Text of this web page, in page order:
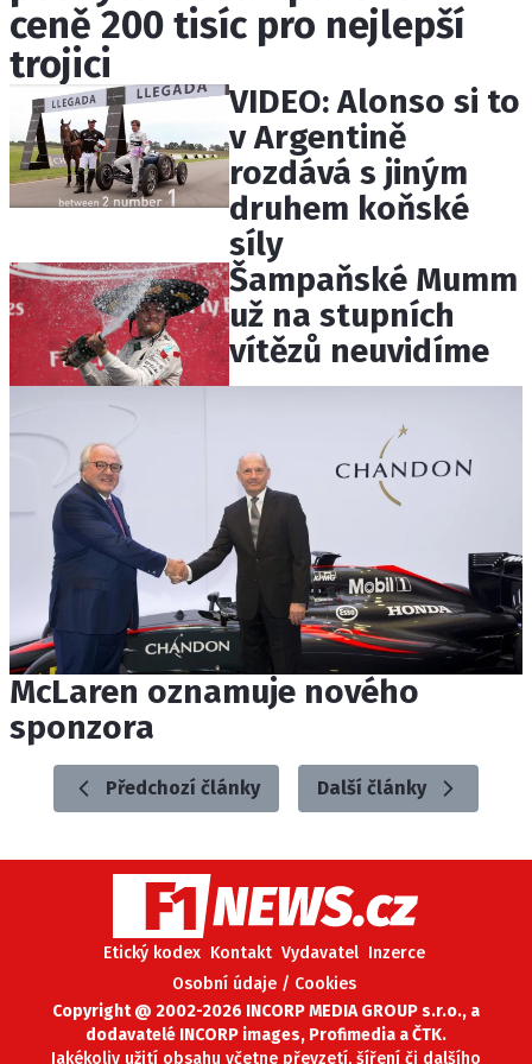
ETICKÝ KODEX
KONTAKT
VYDAVATEL
INZERCE
OSOBNÍ ÚDAJE / COOKIES
Provozovatelem serveru F1NEWS.cz je
INCORP MEDIA GROUP s.r.o., IČ: 118 23 054
ceně 200 tisíc pro nejlepší
trojici
VIDEO: Alonso si to
v Argentině
rozdává s jiným
druhem koňské
síly
Šampaňské Mumm
už na stupních
vítězů neuvidíme
McLaren oznamuje nového
sponzora
Předchozí články Další články
Etický kodex Kontakt Vydavatel Inzerce
Osobní údaje / Cookies
Copyright @ 2002-2026 INCORP MEDIA GROUP s.r.o., a
dodavatelé INCORP images, Profimedia a ČTK.
Jakékoliv užití obsahu včetne převzetí, šíření či dalšího